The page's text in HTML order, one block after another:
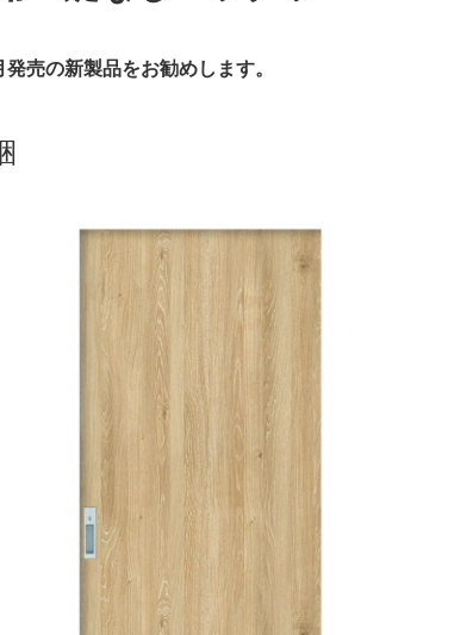
売の新製品をお勧めします。